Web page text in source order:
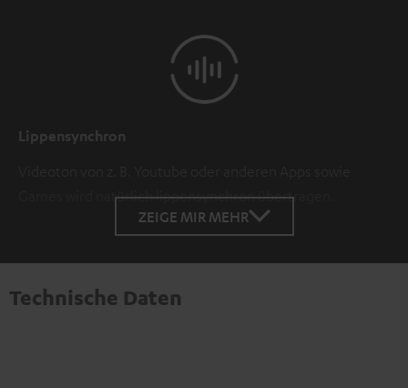
Lippensynchron
Games wird natürlich lippensynchron übertragen.
ZEIGE MIR MEHR
Technische Daten